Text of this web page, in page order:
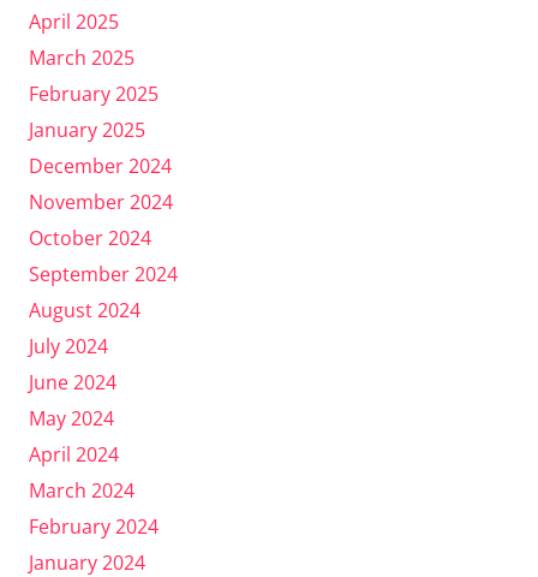
April 2025
March 2025
February 2025
January 2025
December 2024
November 2024
October 2024
September 2024
August 2024
July 2024
June 2024
May 2024
April 2024
March 2024
February 2024
January 2024